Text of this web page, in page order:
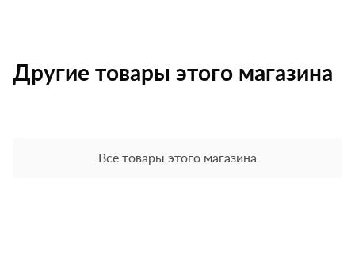
Другие товары этого магазина
Все товары этого магазина